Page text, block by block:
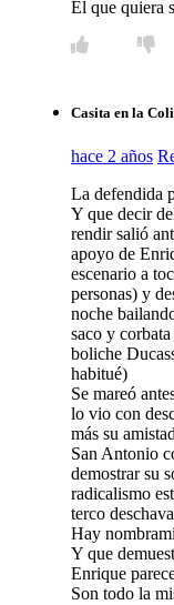
El que quiera
Casita en la
hace 2 años
La defendida
Y que decir
rendir salió
apoyo de
escenario a
personas) y
noche
saco y
boliche
habitué)
Se mareó
lo vio con
más su
San Antonio
demostrar su
radicalismo
terco
Hay
Y que
Enrique
Son todo la